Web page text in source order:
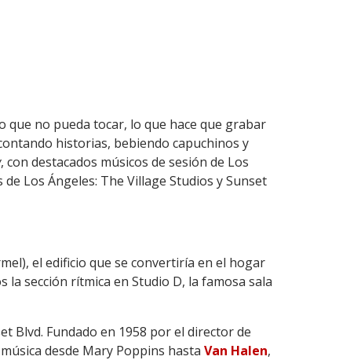
no pueda tocar, lo que hace que grabar
historias, bebiendo capuchinos y
, con destacados músicos de sesión de Los
Los Ángeles: The Village Studios y Sunset
el edificio que se convertiría en el hogar
sección rítmica en Studio D, la famosa sala
Blvd. Fundado en 1958 por el director de
desde Mary Poppins hasta Van Halen,